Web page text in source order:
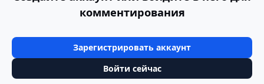
комментирования
Зарегистрировать аккаунт
Войти сейчас